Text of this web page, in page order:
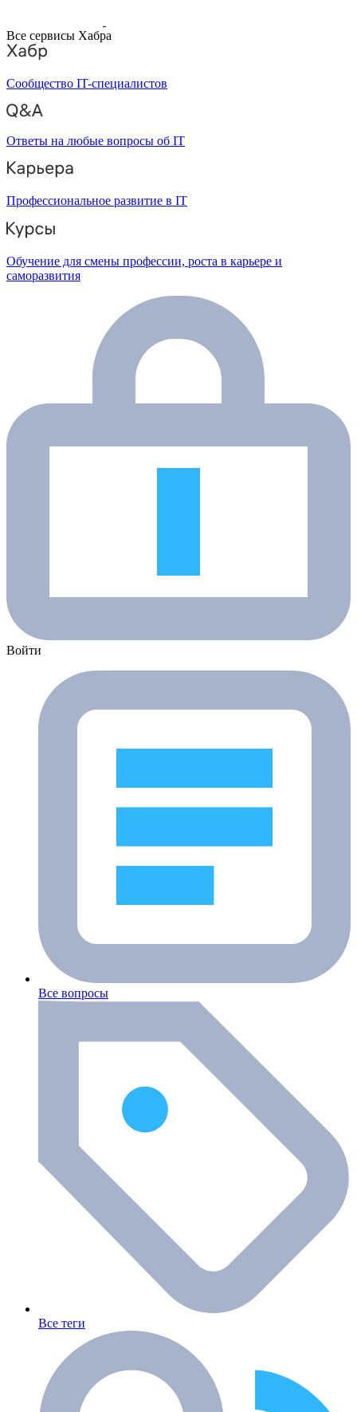
Все сервисы Хабра
Сообщество IT-специалистов
Ответы на любые вопросы об IT
Профессиональное развитие в IT
Обучение для смены профессии, роста в карьере и
саморазвития
Войти
Все вопросы
Все теги